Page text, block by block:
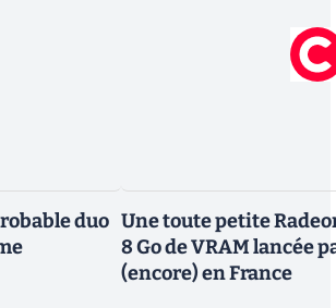
duo Une toute petite
8 Go de VRAM lancée
(encore) en France